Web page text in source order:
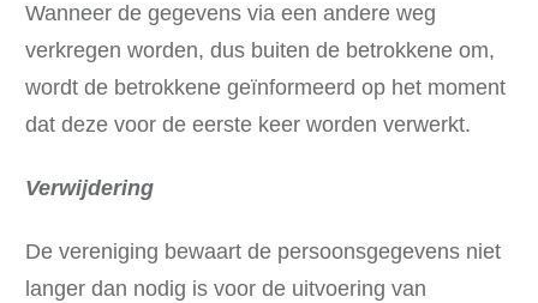
Wanneer de gegevens via een andere weg
verkregen worden, dus buiten de betrokkene om,
wordt de betrokkene geïnformeerd op het moment
dat deze voor de eerste keer worden verwerkt.
Verwijdering
De vereniging bewaart de persoonsgegevens niet
langer dan nodig is voor de uitvoering van